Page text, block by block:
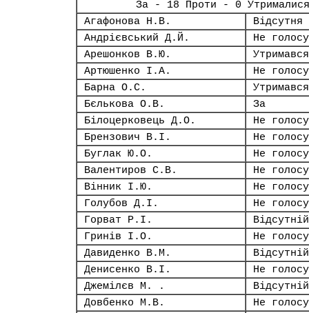
За - 18 Проти - 0
Агафонова Н.В.
Відсутня
Андрієвський Д.Й.
Не
Арешонков В.Ю.
Утримався
Артюшенко І.А.
Не
Барна О.С.
Утримався
Бєлькова О.В.
За
Білоцерковець Д.О.
Не
Брензович В.І.
Не
Буглак Ю.О.
Не
Валентиров С.В.
Не
Вінник І.Ю.
Не
Голубов Д.І.
Не
Горват Р.І.
Відсутній
Гринів І.О.
Не
Давиденко В.М.
Відсутній
Денисенко В.І.
Не
Джемілєв М. .
Відсутній
Довбенко М.В.
Не